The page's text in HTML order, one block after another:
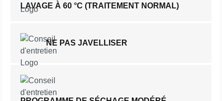
LAVAGE À 60 °C (TRAITEMENT NORMAL)
NE PAS JAVELLISER